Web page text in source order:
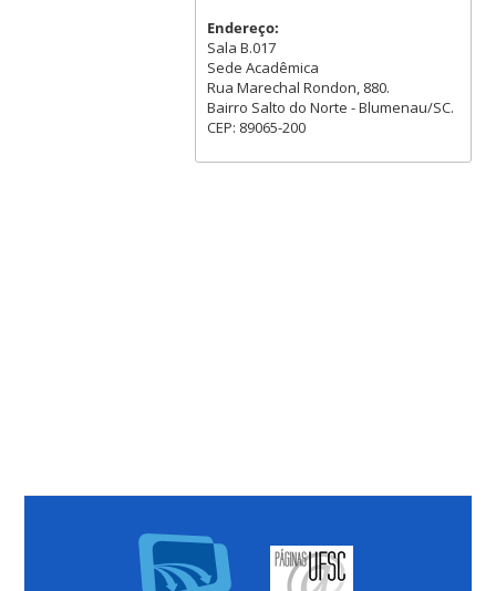
Endereço:
Sala B.017
Sede Acadêmica
Rua Marechal Rondon, 880.
Bairro Salto do Norte - Blumenau/SC.
CEP: 89065-200